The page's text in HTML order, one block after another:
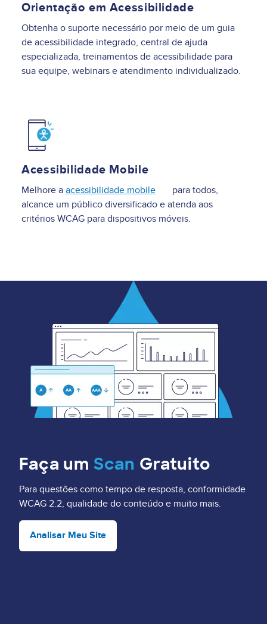
Orientação em Acessibilidade
Obtenha o suporte necessário por meio de um guia
de acessibilidade integrado, central de ajuda
especializada, treinamentos de acessibilidade para
sua equipe, webinars e atendimento individualizado.
Image
Acessibilidade Mobile
Melhore a acessibilidade mobile
para todos,
alcance um público diversificado e atenda aos
critérios WCAG para dispositivos móveis.
Faça um Scan Gratuito
Para questões como tempo de resposta, conformidade
WCAG 2.2, qualidade do conteúdo e muito mais.
Analisar Meu Site